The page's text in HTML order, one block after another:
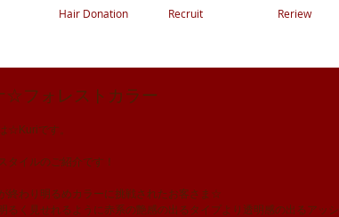
Hair Donation Recruit Reriew
☆フォレストカラー
☆Kuriです。
タイルのご紹介です！
終わり明るめカラーに挑戦されたお客さま☆
るく見せれるように赤系の艶感の出るタイプより透明感の出るアッシ